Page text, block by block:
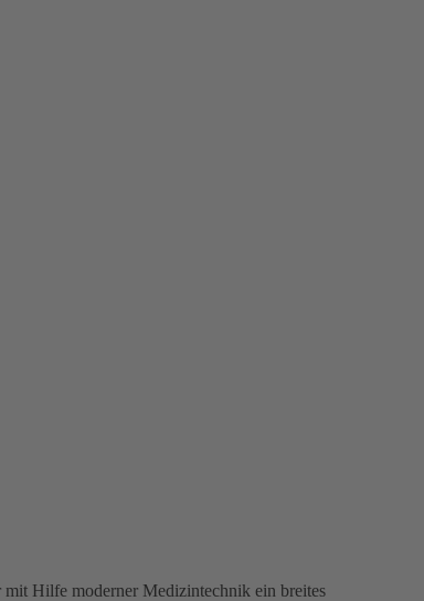
Hilfe moderner Medizintechnik ein breites